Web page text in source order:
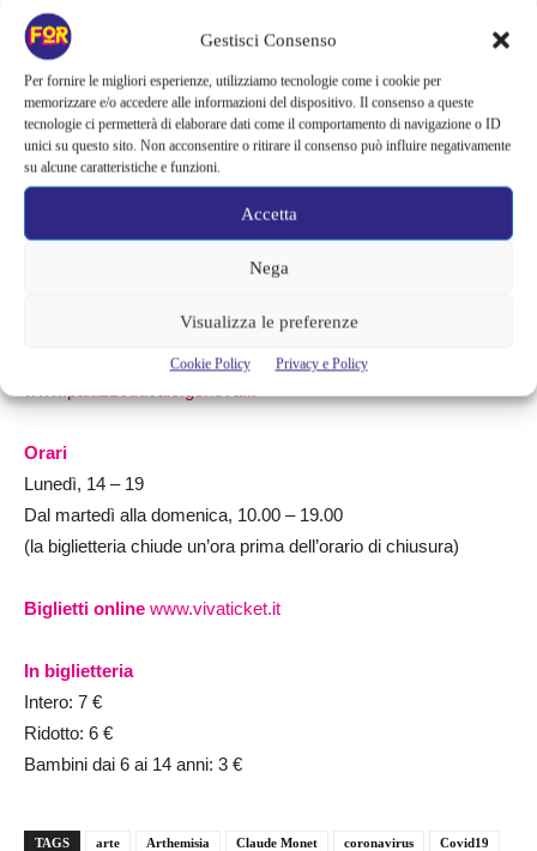
Gestisci Consenso
Per fornire le migliori esperienze, utilizziamo tecnologie come i cookie per
memorizzare e/o accedere alle informazioni del dispositivo. Il consenso a queste
tecnologie ci permetterà di elaborare dati come il comportamento di navigazione o ID
unici su questo sito. Non acconsentire o ritirare il consenso può influire negativamente
su alcune caratteristiche e funzioni.
Accetta
Nega
Visualizza le preferenze
Cookie Policy Privacy e Policy
Giverny.
La visita all’opera sarà permessa seguendo i protocolli di
sicurezza anti Covid19 che prevedono: il rispetto della distanza
di sicurezza tra le persone seguendo il percorso segnalato
all’interno delle sale espositive; utilizzo della mascherina
all’interno della mostra; misurazione della temperatura
all’ingresso della mostra.
Orari
Lunedì, 14 – 19
Dal martedì alla domenica, 10.00 – 19.00
(la biglietteria chiude un’ora prima dell’orario di chiusura)
Biglietti online www.vivaticket.it
In biglietteria
Intero: 7 €
Ridotto: 6 €
Bambini dai 6 ai 14 anni: 3 €
TAGS arte Arthemisia Claude Monet coronavirus
Covid19